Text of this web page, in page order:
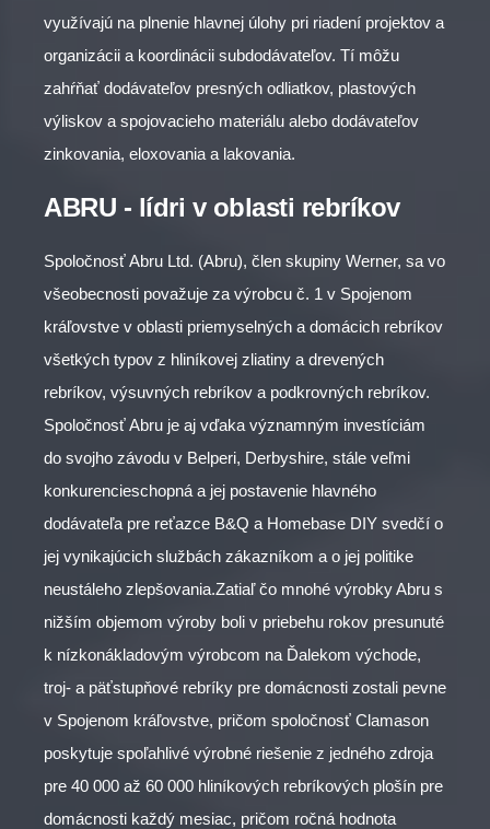
využívajú na plnenie hlavnej úlohy pri riadení projektov a
organizácii a koordinácii subdodávateľov. Tí môžu
zahŕňať dodávateľov presných odliatkov, plastových
výliskov a spojovacieho materiálu alebo dodávateľov
zinkovania, eloxovania a lakovania.
ABRU - lídri v oblasti rebríkov
Spoločnosť Abru Ltd. (Abru), člen skupiny Werner, sa vo
všeobecnosti považuje za výrobcu č. 1 v Spojenom
kráľovstve v oblasti priemyselných a domácich rebríkov
všetkých typov z hliníkovej zliatiny a drevených
rebríkov, výsuvných rebríkov a podkrovných rebríkov.
Spoločnosť Abru je aj vďaka významným investíciám
do svojho závodu v Belperi, Derbyshire, stále veľmi
konkurencieschopná a jej postavenie hlavného
dodávateľa pre reťazce B&Q a Homebase DIY svedčí o
jej vynikajúcich službách zákazníkom a o jej politike
neustáleho zlepšovania.Zatiaľ čo mnohé výrobky Abru s
nižším objemom výroby boli v priebehu rokov presunuté
k nízkonákladovým výrobcom na Ďalekom východe,
troj- a päťstupňové rebríky pre domácnosti zostali pevne
v Spojenom kráľovstve, pričom spoločnosť Clamason
poskytuje spoľahlivé výrobné riešenie z jedného zdroja
pre 40 000 až 60 000 hliníkových rebríkových plošín pre
domácnosti každý mesiac, pričom ročná hodnota